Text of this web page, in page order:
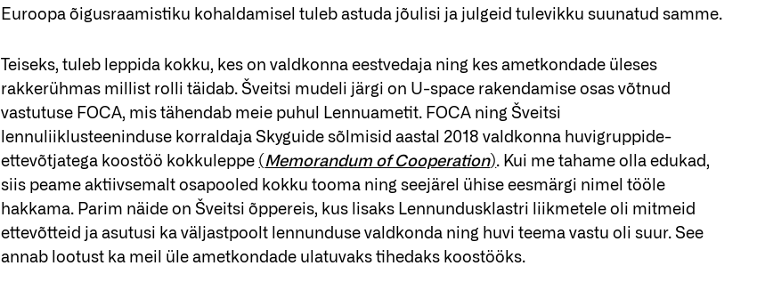
Euroopa õigusraamistiku kohaldamisel tuleb astuda jõulisi ja julgeid tulevikku suunatud samme.
Teiseks, tuleb leppida kokku, kes on valdkonna eestvedaja ning kes ametkondade üleses
rakkerühmas millist rolli täidab. Šveitsi mudeli järgi on U-space rakendamise osas võtnud
vastutuse FOCA, mis tähendab meie puhul Lennuametit. FOCA ning Šveitsi
lennuliiklusteeninduse korraldaja Skyguide sõlmisid aastal 2018 valdkonna huvigruppide-
ettevõtjatega koostöö kokkuleppe (Memorandum of Cooperation). Kui me tahame olla edukad,
siis peame aktiivsemalt osapooled kokku tooma ning seejärel ühise eesmärgi nimel tööle
hakkama. Parim näide on Šveitsi õppereis, kus lisaks Lennundusklastri liikmetele oli mitmeid
ettevõtteid ja asutusi ka väljastpoolt lennunduse valdkonda ning huvi teema vastu oli suur. See
annab lootust ka meil üle ametkondade ulatuvaks tihedaks koostööks.